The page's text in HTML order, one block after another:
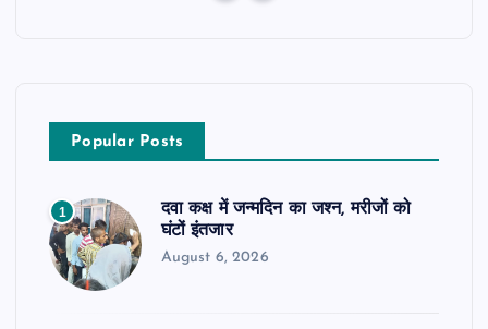
Popular Posts
1
दवा कक्ष में जन्मदिन का जश्न, मरीजों को
घंटों इंतजार
August 6, 2026